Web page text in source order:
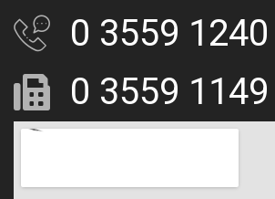
0 3559 1240
0 3559 1149